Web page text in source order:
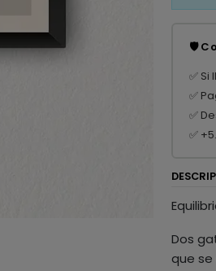
🛡️
✅
✅
✅
✅
Dos
que